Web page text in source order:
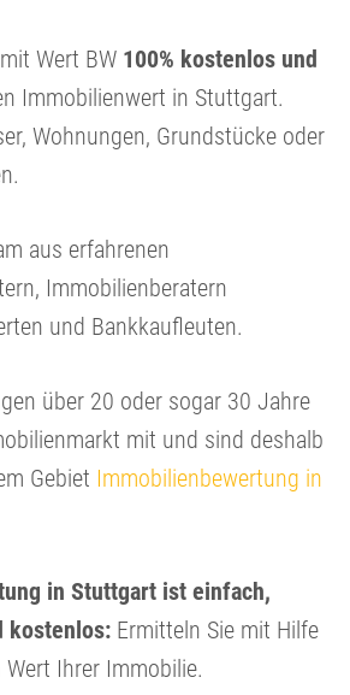
Wert BW 100% kostenlos und
Immobilienwert in Stuttgart.
Wohnungen, Grundstücke oder
aus erfahrenen
Immobilienberatern
und Bankkaufleuten.
über 20 oder sogar 30 Jahre
mit und sind deshalb
Gebiet Immobilienbewertung in
in Stuttgart ist einfach,
kostenlos: Ermitteln Sie mit Hilfe
Ihrer Immobilie.